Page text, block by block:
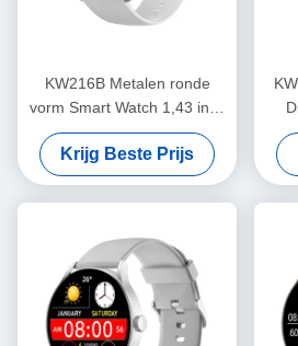
KW216B Metalen ronde
vorm Smart Watch 1,43 inch
Ronde dial Stylish Smart
Watch
Krijg Beste Prijs